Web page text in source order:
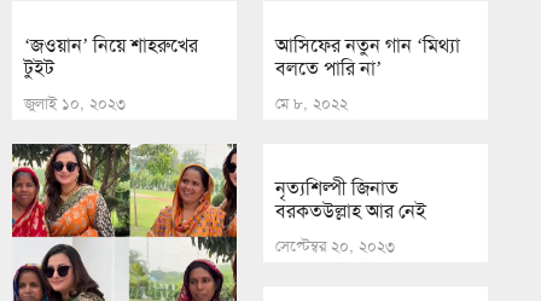
‘জওয়ান’ নিয়ে শাহরুখের
টুইট
জুলাই ১০, ২০২৩
আসিফের নতুন গান ‘মিথ্যা
বলতে পারি না’
মে ৮, ২০২২
নৃত্যশিল্পী জিনাত
বরকতউল্লাহ আর নেই
সেপ্টেম্বর ২০, ২০২৩